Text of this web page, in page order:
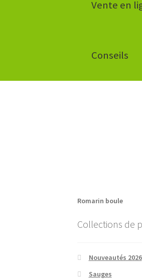
Vente en
Conseils
Romarin boule
Collections de
Nouveautés 2026
Sauges